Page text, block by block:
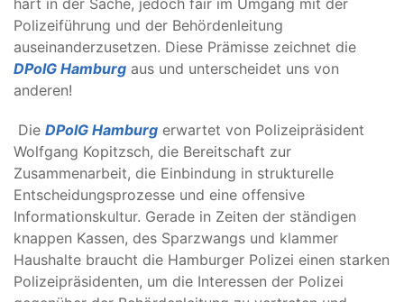
hart in der Sache, jedoch fair im Umgang mit der
Polizeiführung und der Behördenleitung
auseinanderzusetzen. Diese Prämisse zeichnet die
DPolG Hamburg aus und unterscheidet uns von
anderen!
Die DPolG Hamburg erwartet von Polizeipräsident
Wolfgang Kopitzsch, die Bereitschaft zur
Zusammenarbeit, die Einbindung in strukturelle
Entscheidungsprozesse und eine offensive
Informationskultur. Gerade in Zeiten der ständigen
knappen Kassen, des Sparzwangs und klammer
Haushalte braucht die Hamburger Polizei einen starken
Polizeipräsidenten, um die Interessen der Polizei